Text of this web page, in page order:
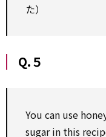
た）
Q.５
You can
sugar in this